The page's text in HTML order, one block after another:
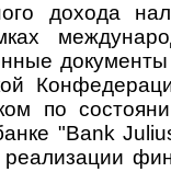
дохода
по
"Bank